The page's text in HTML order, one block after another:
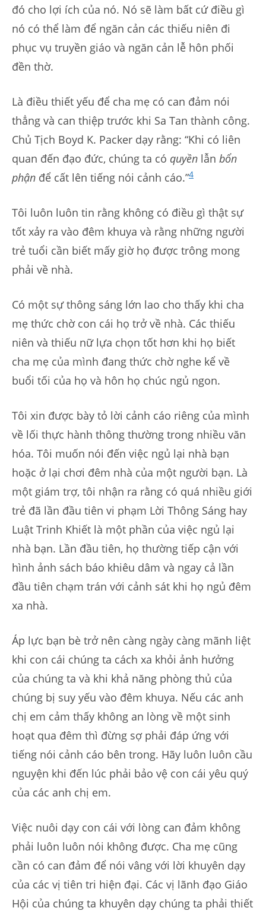
đó cho lợi ích của nó. Nó sẽ làm bất cứ điều gì
nó có thể làm để ngăn cản các thiếu niên đi
phục vụ truyền giáo và ngăn cản lễ hôn phối
đền thờ.
Là điều thiết yếu để cha mẹ có can đảm nói
thẳng và can thiệp trước khi Sa Tan thành công.
Chủ Tịch Boyd K. Packer dạy rằng: “Khi có liên
quan đến đạo đức, chúng ta có quyền lẫn bổn
phận để cất lên tiếng nói cảnh cáo.”4
Tôi luôn luôn tin rằng không có điều gì thật sự
tốt xảy ra vào đêm khuya và rằng những người
trẻ tuổi cần biết mấy giờ họ được trông mong
phải về nhà.
Có một sự thông sáng lớn lao cho thấy khi cha
mẹ thức chờ con cái họ trở về nhà. Các thiếu
niên và thiếu nữ lựa chọn tốt hơn khi họ biết
cha mẹ của mình đang thức chờ nghe kể về
buổi tối của họ và hôn họ chúc ngủ ngon.
Tôi xin được bày tỏ lời cảnh cáo riêng của mình
về lối thực hành thông thường trong nhiều văn
hóa. Tôi muốn nói đến việc ngủ lại nhà bạn
hoặc ở lại chơi đêm nhà của một người bạn. Là
một giám trợ, tôi nhận ra rằng có quá nhiều giới
trẻ đã lần đầu tiên vi phạm Lời Thông Sáng hay
Luật Trinh Khiết là một phần của việc ngủ lại
nhà bạn. Lần đầu tiên, họ thường tiếp cận với
hình ảnh sách báo khiêu dâm và ngay cả lần
đầu tiên chạm trán với cảnh sát khi họ ngủ đêm
xa nhà.
Áp lực bạn bè trở nên càng ngày càng mãnh liệt
khi con cái chúng ta cách xa khỏi ảnh hưởng
của chúng ta và khi khả năng phòng thủ của
chúng bị suy yếu vào đêm khuya. Nếu các anh
chị em cảm thấy không an lòng về một sinh
hoạt qua đêm thì đừng sợ phải đáp ứng với
tiếng nói cảnh cáo bên trong. Hãy luôn luôn cầu
nguyện khi đến lúc phải bảo vệ con cái yêu quý
của các anh chị em.
Việc nuôi dạy con cái với lòng can đảm không
phải luôn luôn nói không được. Cha mẹ cũng
cần có can đảm để nói vâng với lời khuyên dạy
của các vị tiên tri hiện đại. Các vị lãnh đạo Giáo
Hội của chúng ta khuyên dạy chúng ta phải thiết